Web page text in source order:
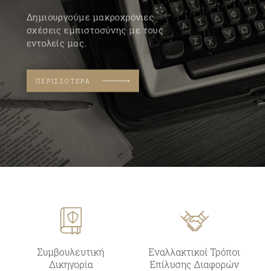
Δημιουργούμε μακροχρόνιες
σχέσεις εμπιστοσύνης με τους
εντολείς μας.
ΠΕΡΙΣΣΟΤΕΡΑ
Συμβουλευτική
Δικηγορία
Εναλλακτικοί Τρόποι
Επίλυσης Διαφορών